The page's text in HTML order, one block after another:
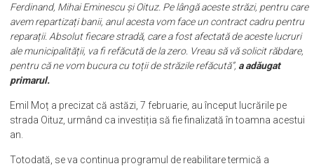
Ferdinand, Mihai Eminescu și Oituz. Pe lângă aceste străzi, pentru care
avem repartizați banii, anul acesta vom face un contract cadru pentru
reparații. Absolut fiecare stradă, care a fost afectată de aceste lucruri
ale municipalității, va fi refăcută de la zero. Vreau să vă solicit răbdare,
pentru că ne vom bucura cu toții de străzile refăcută”, a adăugat
primarul.
Emil Moț a precizat că astăzi, 7 februarie, au început lucrările pe
strada Oituz, urmând ca investiția să fie finalizată în toamna acestui
an.
Totodată, se va continua programul de reabilitare termică a